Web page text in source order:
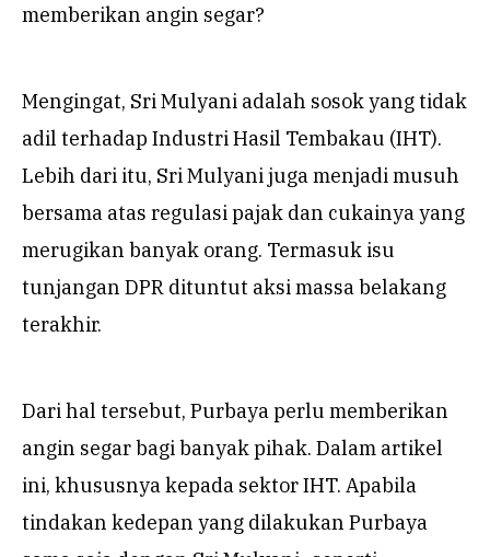
memberikan angin segar?
Mengingat, Sri Mulyani adalah sosok yang tidak
adil terhadap Industri Hasil Tembakau (IHT).
Lebih dari itu, Sri Mulyani juga menjadi musuh
bersama atas regulasi pajak dan cukainya yang
merugikan banyak orang. Termasuk isu
tunjangan DPR dituntut aksi massa belakang
terakhir.
Dari hal tersebut, Purbaya perlu memberikan
angin segar bagi banyak pihak. Dalam artikel
ini, khususnya kepada sektor IHT. Apabila
tindakan kedepan yang dilakukan Purbaya